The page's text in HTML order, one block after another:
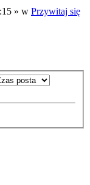
» w Przywitaj się